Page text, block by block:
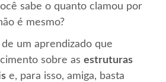
sabe o quanto clamou por
é mesmo?
de um aprendizado que
sobre asestruturas
e, para isso, amiga, basta